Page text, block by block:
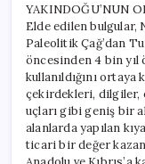
YAKINDOĞU’NUN
Elde edilen bulgular,
Paleolitik Çağ’dan
öncesinden 4 bin
kullanıldığını
çekirdekleri, dilgiler,
uçları gibi geniş bir
alanlarda yapılan
ticari bir değer